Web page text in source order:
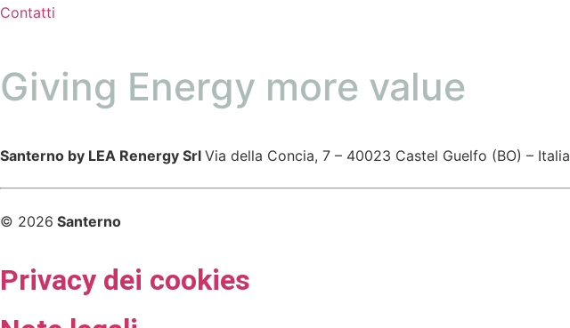
Contatti
Giving Energy more value
Santerno by LEA Renergy Srl Via della Concia, 7 – 40023 Castel Guelfo (BO) – Italia
© 2026 Santerno
Privacy dei cookies